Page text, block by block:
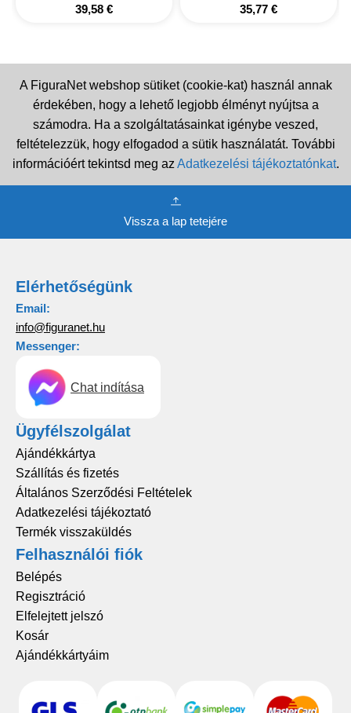
39,58 €
35,77 €
A FiguraNet webshop sütiket (cookie-kat) használ annak
érdekében, hogy a lehető legjobb élményt nyújtsa a
számodra. Ha a szolgáltatásainkat igénybe veszed,
feltételezzük, hogy elfogadod a sütik használatát. További
információért tekintsd meg az Adatkezelési tájékoztatónkat.
Vissza a lap tetejére
Elérhetőségünk
Email:
info@figuranet.hu
Messenger:
Chat indítása
Ügyfélszolgálat
Ajándékkártya
Szállítás és fizetés
Általános Szerződési Feltételek
Adatkezelési tájékoztató
Termék visszaküldés
Felhasználói fiók
Belépés
Regisztráció
Elfelejtett jelszó
Kosár
Ajándékkártyáim